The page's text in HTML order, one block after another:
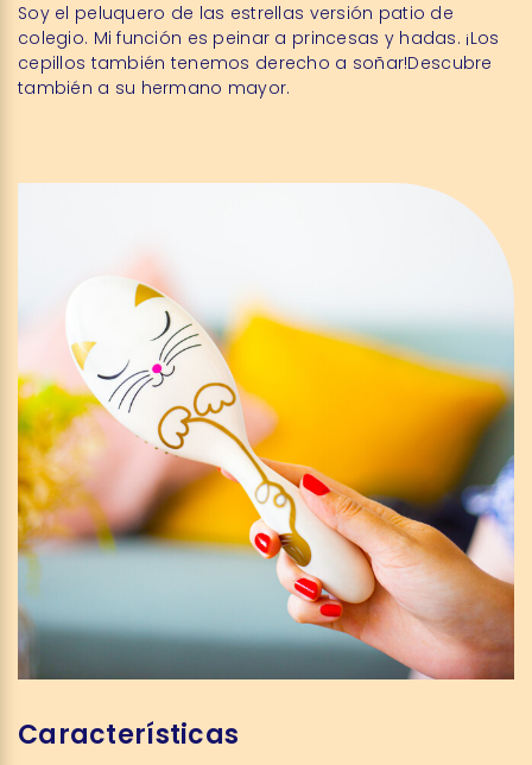
Soy el peluquero de las estrellas versión patio de
colegio. Mi función es peinar a princesas y hadas. ¡Los
cepillos también tenemos derecho a soñar!Descubre
también a su hermano mayor.
Características